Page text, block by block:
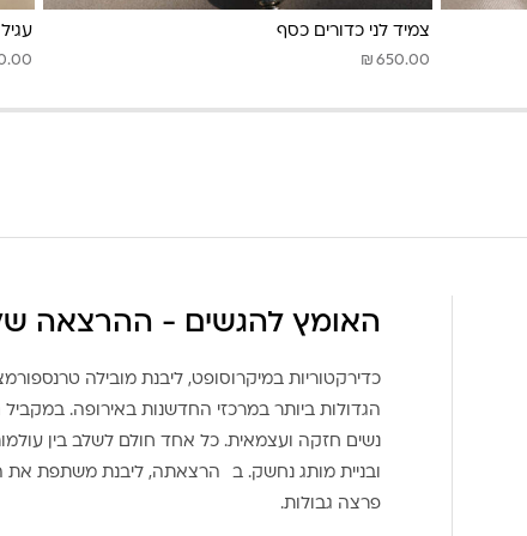
צמיד לני כדורים כסף
₪ 650.00
האומץ להגשים - ההרצאה
כדירקטוריות במיקרוסופט, ליבנת מובילה
הגדולות ביותר במרכזי החדשנות באירופה.
נשים חזקה ועצמאית. כל אחד חולם לשלב בין
ובניית מותג נחשק. ב הרצאתה, ליבנת משתפת את
פרצה גבולות.